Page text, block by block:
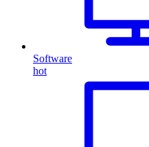
Software
hot